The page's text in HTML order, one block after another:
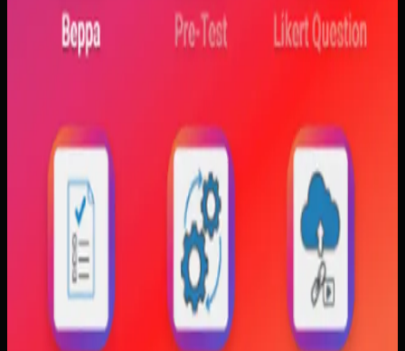
konsisten. Materi yang hanya tampil statis juga membuat
konsep perubahan fase dan perilaku sistem sulit
dibayangkan.
visualisasi gerak, dan grafik yang berubah langsung saat
variabel diubah. Dengan begitu, mahasiswa bisa melihat
hubungan antara teori dan simulasi secara lebih konkret.
Baca studi kasus lengkap